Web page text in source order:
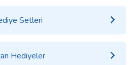
Setleri
Hediyeler